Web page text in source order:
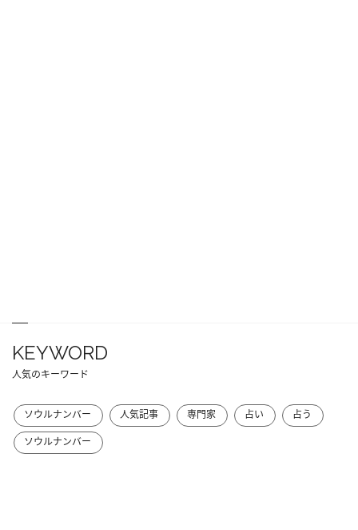
KEYWORD
人気のキーワード
ソウルナンバー 人気記事 専門家 占い
占う
ソウルナンバー